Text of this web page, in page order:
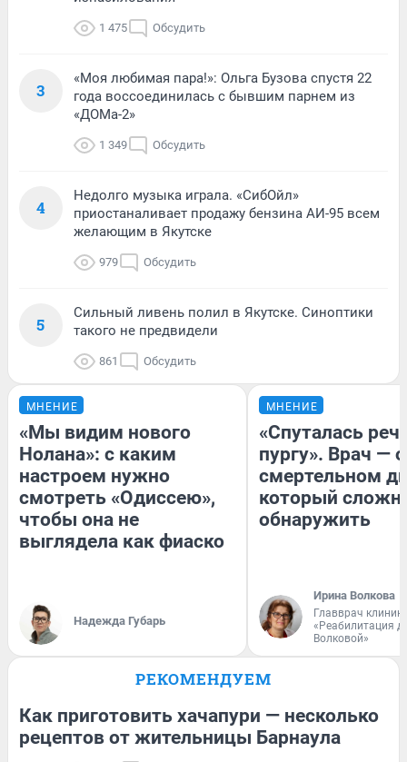
1 475 Обсудить
3
«Моя любимая пара!»: Ольга Бузова спустя 22
года воссоединилась с бывшим парнем из
«ДОМа-2»
1 349 Обсудить
4
Недолго музыка играла. «СибОйл»
приостаналивает продажу бензина АИ-95 всем
желающим в Якутске
979 Обсудить
5
Сильный ливень полил в Якутске. Синоптики
такого не предвидели
861 Обсудить
МНЕНИЕ
«Мы видим нового
Нолана»: с каким
настроем нужно
смотреть «Одиссею»,
чтобы она не
выглядела как фиаско
Надежда Губарь
МНЕНИЕ
«Спуталась
пургу». Врач — о
смертельном
который
обнаружить
Ирина Волкова
Главврач
«Реабилитация
Волковой»
РЕКОМЕНДУЕМ
Как приготовить хачапури — несколько
рецептов от жительницы Барнаула